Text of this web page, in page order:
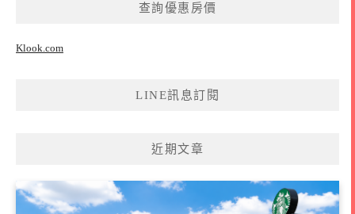
查詢優惠房價
Klook.com
LINE訊息訂閱
近期文章